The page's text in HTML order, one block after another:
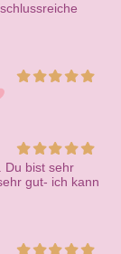
Du bist sehr
gut- ich kann